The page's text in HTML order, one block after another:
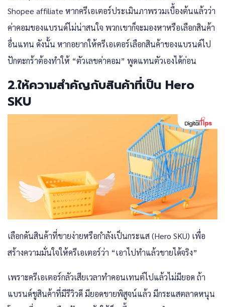
Shopee affiliate หากครีเอเตอร์ประเมินภาพรวมเบื้องต้นแล้วว่า
ค่าคอมของแบรนด์ไม่น่าสนใจ พวกเขาก็จะมองหาหรือเลือกสินค้า
อื่นแทน ดังนั้น หากอยากให้ครีเอเตอร์เลือกสินค้าของแบรนด์ไป
ปักตะกร้าต้องทำให้ “ตัวเลขค่าคอม” พูดแทนตัวเองได้ก่อน
2.ให้ความสำคัญกับสินค้าที่เป็น Hero
SKU
เลือกดันสินค้าที่ขายง่ายหรือกำลังเป็นกระแส (Hero SKU) เพื่อ
สร้างความมั่นใจให้ครีเอเตอร์ว่า “เอาไปทำแล้วขายได้จริง”
เพราะครีเอเตอร์กลัวเสียเวลาทำคอนเทนต์ไปแล้วไม่มียอด ถ้า
แบรนด์ชูสินค้าที่มีรีวิวดี มียอดขายพิสูจน์แล้ว มีกระแสตลาดหนุน